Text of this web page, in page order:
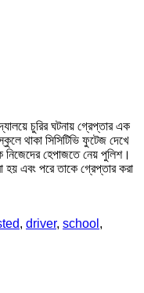
চুরির ঘটনায় গ্রেপ্তার এক
থাকা সিসিটিভি ফুটেজ দেখে
হেপাজতে নেয় পুলিশ।
এবং পরে তাকে গ্রেপ্তার করা
, driver, school ,